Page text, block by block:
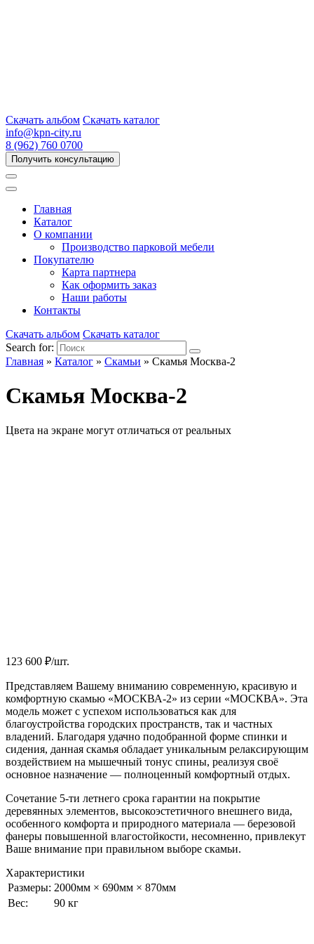
Скачать альбом Скачать каталог
info@kpn-city.ru
8 (962) 760 0700
Получить консультацию
Главная
Каталог
О компании
Производство парковой мебели
Покупателю
Карта партнера
Как оформить заказ
Наши работы
Контакты
Скачать альбом Скачать каталог
Search for:
Главная » Каталог » Скамьи » Скамья Москва-2
Скамья Москва-2
Цвета на экране могут отличаться от реальных
123 600 ₽/шт.
Представляем Вашему вниманию современную, красивую и
комфортную скамью «МОСКВА-2» из серии «МОСКВА». Эта
модель может с успехом использоваться как для
благоустройства городских пространств, так и частных
владений. Благодаря удачно подобранной форме спинки и
сидения, данная скамья обладает уникальным релаксирующим
воздействием на мышечный тонус спины, реализуя своё
основное назначение — полноценный комфортный отдых.
Сочетание 5-ти летнего срока гарантии на покрытие
деревянных элементов, высокоэстетичного внешнего вида,
особенного комфорта и природного материала — березовой
фанеры повышенной влагостойкости, несомненно, привлекут
Ваше внимание при правильном выборе скамьи.
Характеристики
Размеры: 2000мм × 690мм × 870мм
Вес:
90 кг